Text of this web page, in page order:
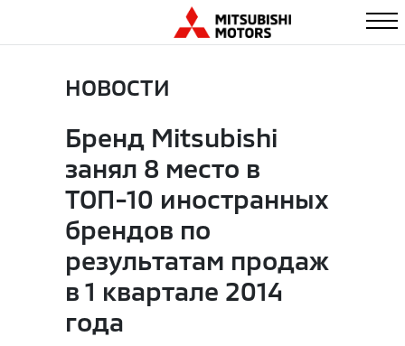
НОВОСТИ
Бренд Mitsubishi
занял 8 место в
ТОП-10 иностранных
брендов по
результатам продаж
в 1 квартале 2014
года